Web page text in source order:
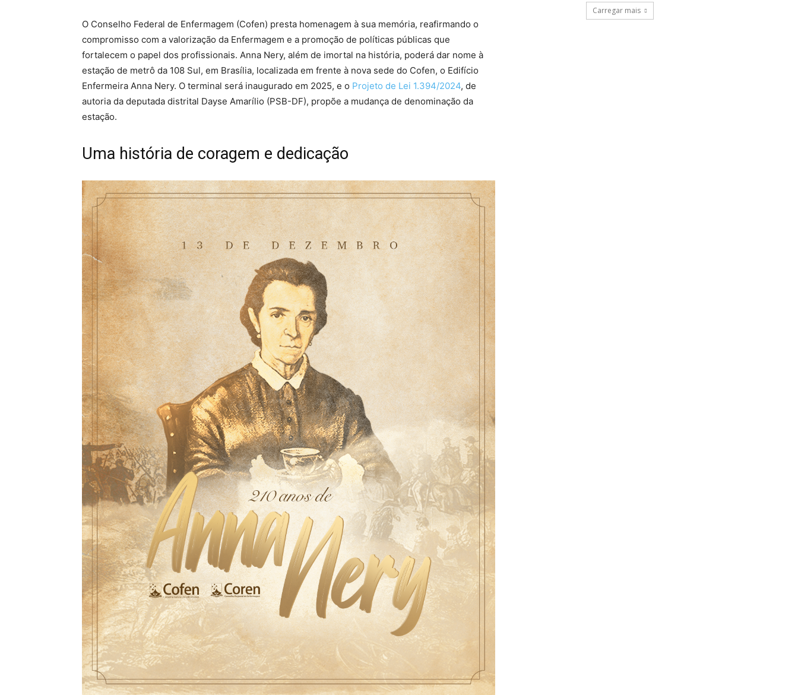
O Conselho Federal de Enfermagem (Cofen) presta homenagem à sua memória, reafirmando o
compromisso com a valorização da Enfermagem e a promoção de políticas públicas que
fortalecem o papel dos profissionais. Anna Nery, além de imortal na história, poderá dar nome à
estação de metrô da 108 Sul, em Brasília, localizada em frente à nova sede do Cofen, o Edifício
Enfermeira Anna Nery. O terminal será inaugurado em 2025, e o Projeto de Lei 1.394/2024, de
autoria da deputada distrital Dayse Amarílio (PSB-DF), propõe a mudança de denominação da
estação.
Uma história de coragem e dedicação
Carregar mais